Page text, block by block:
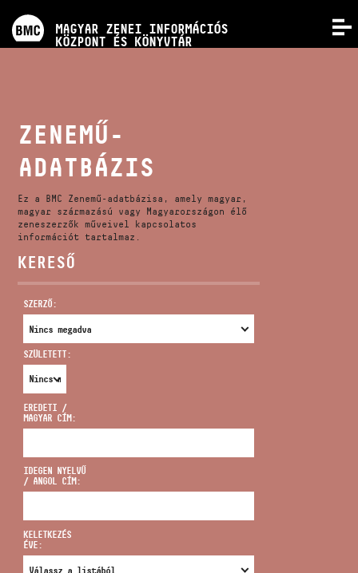
MAGYAR ZENEI INFORMÁCIÓS
KÖZPONT ÉS KÖNYVTÁR
KÉPZÉSEK
KIADVÁNYOK
RÓLUNK
VIDEÓ GALÉRIA
CÍM
infokozpont@bmc.hu
TELEFON
ZENEMŰ-
ADATBÁZIS
Ez a BMC Zenemű-adatbázisa, amely magyar,
magyar származású vagy Magyarországon élő
zeneszerzők műveivel kapcsolatos
információt tartalmaz.
KERESŐ
SZERZŐ:
SZÜLETETT:
EREDETI /
MAGYAR CÍM:
IDEGEN NYELVŰ
/ ANGOL CÍM:
KELETKEZÉS
ÉVE: